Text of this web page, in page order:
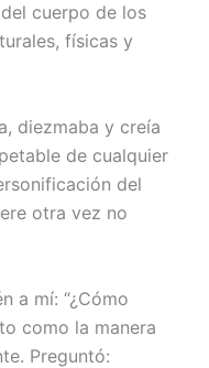
cuerpo de los
físicas y
diezmaba y creía
de cualquier
del
otra vez no
a mí: “¿Cómo
como la manera
Preguntó: